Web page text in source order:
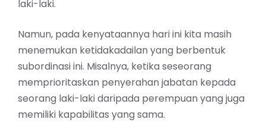
laki-laki.
Namun, pada kenyataannya hari ini kita masih
menemukan ketidakadailan yang berbentuk
subordinasi ini. Misalnya, ketika seseorang
memprioritaskan penyerahan jabatan kepada
seorang laki-laki daripada perempuan yang juga
memiliki kapabilitas yang sama.